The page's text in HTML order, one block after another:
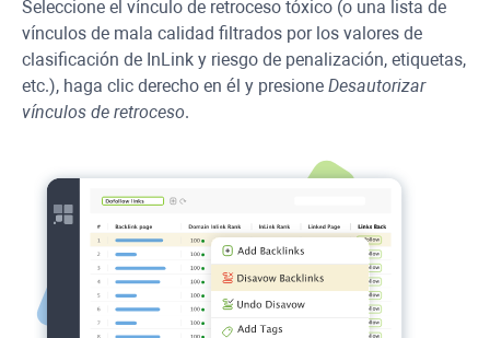
Seleccione el vínculo de retroceso tóxico (o una lista de
vínculos de mala calidad filtrados por los valores de
clasificación de InLink y riesgo de penalización, etiquetas,
etc.), haga clic derecho en él y presione Desautorizar
vínculos de retroceso.